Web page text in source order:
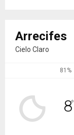
Arrecifes
Cielo Claro
81%
8°